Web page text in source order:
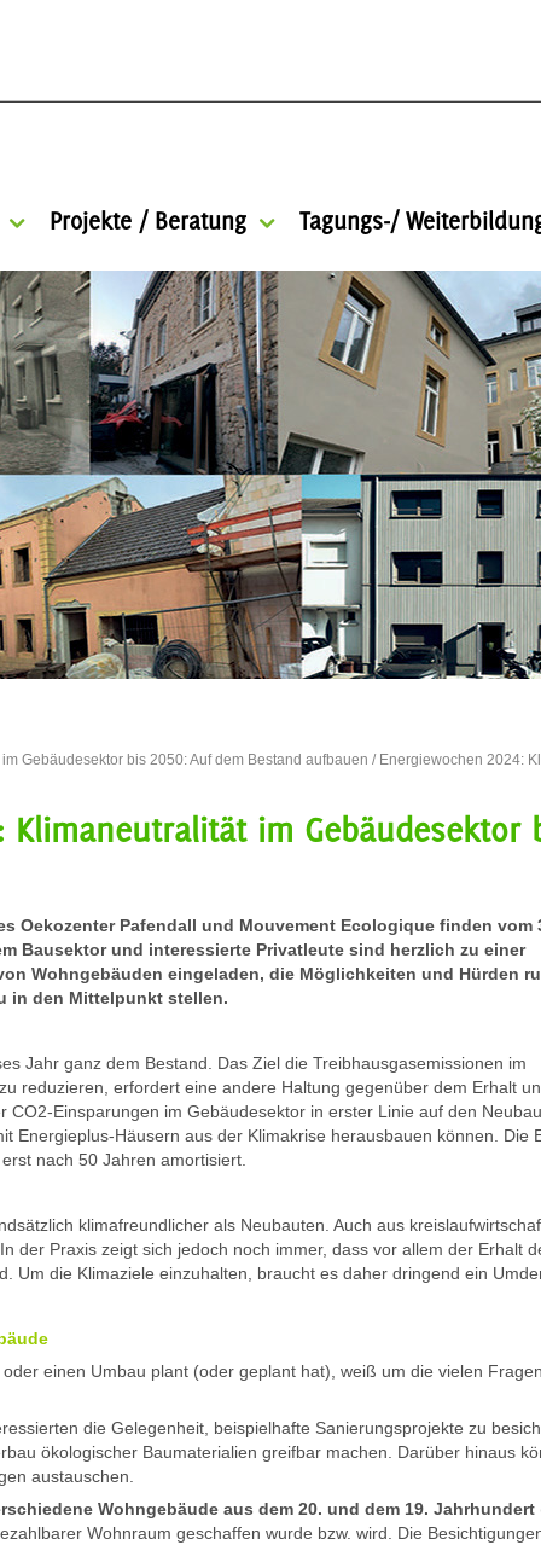
Projekte / Beratung Tagungs-/
Gebäudesektor bis 2050: Auf dem Bestand aufbauen / Energiewochen 2024:
Klimaneutralität im Gebäudesektor
Oekozenter Pafendall und Mouvement Ecologique finden vom
Bausektor und interessierte Privatleute sind herzlich zu einer
Wohngebäuden eingeladen, die Möglichkeiten und Hürden
in den Mittelpunkt stellen.
Jahr ganz dem Bestand. Das Ziel die Treibhausgasemissionen im
reduzieren, erfordert eine andere Haltung gegenüber dem Erhalt
CO2-Einsparungen im Gebäudesektor in erster Linie auf den
Energieplus-Häusern aus der Klimakrise herausbauen können. Die
nach 50 Jahren amortisiert.
klimafreundlicher als Neubauten. Auch aus
der Praxis zeigt sich jedoch noch immer, dass vor allem der Erhalt
Um die Klimaziele einzuhalten, braucht es daher dringend ein
einen Umbau plant (oder geplant hat), weiß um die vielen
die Gelegenheit, beispielhafte Sanierungsprojekte zu
ökologischer Baumaterialien greifbar machen. Darüber hinaus
austauschen.
Wohngebäude aus dem 20. und dem 19. Jahrhundert
Wohnraum geschaffen wurde bzw. wird. Die